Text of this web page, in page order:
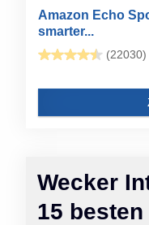
Wecker
15
Amazon Echo
smarter...
(22030)